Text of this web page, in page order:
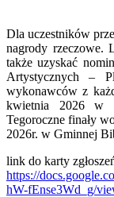
Dla uczestników
nagrody rzeczowe.
także uzyskać
Artystycznych –
wykonawców z
kwietnia 2026 w
Tegoroczne finały
2026r. w Gminnej
link do karty
https://
hW-fEnse3Wd_g/